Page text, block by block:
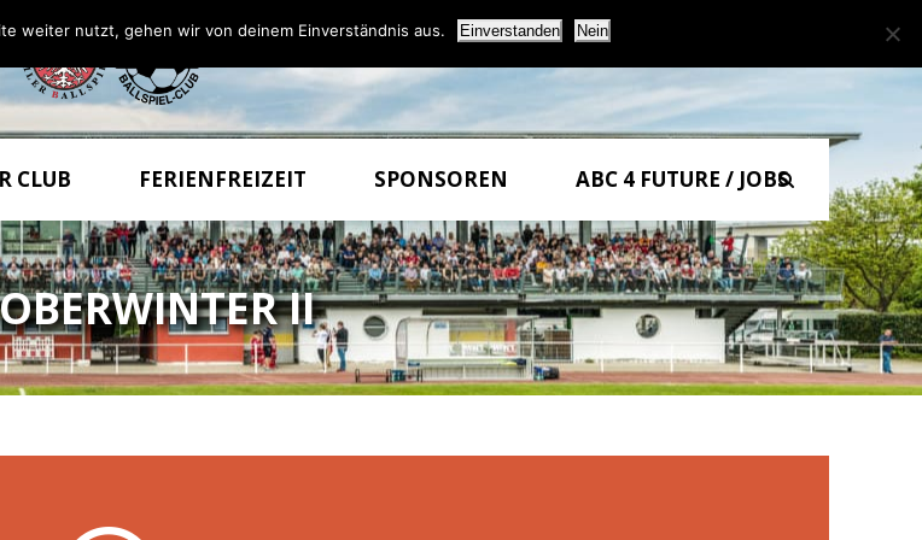
CLUB FERIENFREIZEIT SPONSOREN ABC 4 FUTURE / JOBS
II
weiter nutzt, gehen wir von deinem Einverständnis aus. Einverstanden Nein